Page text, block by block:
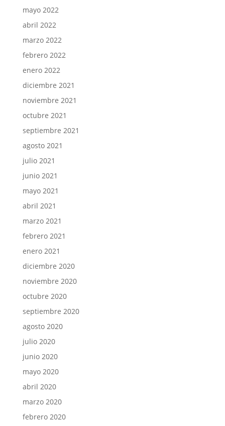
mayo 2022
abril 2022
marzo 2022
febrero 2022
enero 2022
diciembre 2021
noviembre 2021
octubre 2021
septiembre 2021
agosto 2021
julio 2021
junio 2021
mayo 2021
abril 2021
marzo 2021
febrero 2021
enero 2021
diciembre 2020
noviembre 2020
octubre 2020
septiembre 2020
agosto 2020
julio 2020
junio 2020
mayo 2020
abril 2020
marzo 2020
febrero 2020